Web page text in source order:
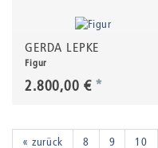
GERDA LEPKE
Figur
2.800,00 € *
« zurück 8 9 10